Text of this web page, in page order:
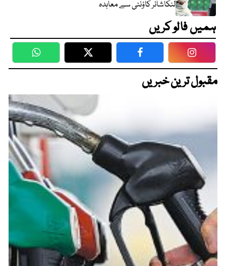
لنکاشائر کاؤنٹی سے معاہدہ
ہمیں فالو کریں
WhatsApp Twitter Facebook
مقبول ترین خبریں